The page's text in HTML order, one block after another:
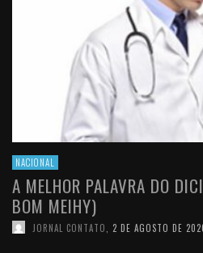
NACIONAL
A MELHOR PALAVRA DO
BOM MEIHY)
JORNAL CONTATO 2 DE AGOSTO DE